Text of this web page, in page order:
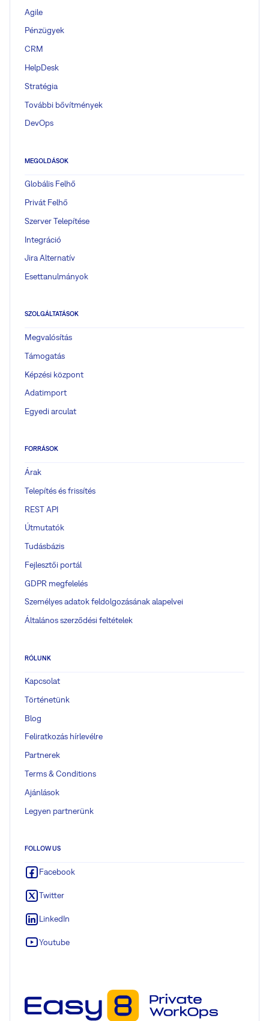
Agile
Pénzügyek
CRM
HelpDesk
Stratégia
További bővítmények
DevOps
MEGOLDÁSOK
Globális Felhő
Privát Felhő
Szerver Telepítése
Integráció
Jira Alternatív
Esettanulmányok
SZOLGÁLTATÁSOK
Megvalósítás
Támogatás
Képzési központ
Adatimport
Egyedi arculat
FORRÁSOK
Árak
Telepítés és frissítés
REST API
Útmutatók
Tudásbázis
Fejlesztői portál
GDPR megfelelés
Személyes adatok feldolgozásának alapelvei
Általános szerződési feltételek
RÓLUNK
Kapcsolat
Történetünk
Blog
Feliratkozás hírlevélre
Partnerek
Terms & Conditions
Ajánlások
Legyen partnerünk
FOLLOW US
Facebook
Twitter
LinkedIn
Youtube